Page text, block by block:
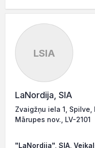
LSIA
LaNordija, SIA
Zvaigžņu iela 1, Spilve,
Mārupes nov., LV-2101
"LaNordija", SIA,